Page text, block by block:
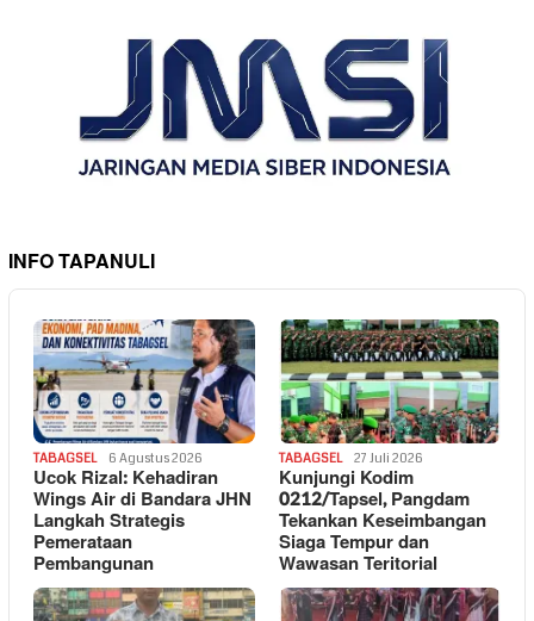
INFO TAPANULI
TABAGSEL 6 Agustus 2026
Ucok Rizal: Kehadiran
Wings Air di Bandara JHN
Langkah Strategis
Pemerataan
Pembangunan
TABAGSEL 27 Juli 2026
Kunjungi Kodim
0212/Tapsel, Pangdam
Tekankan Keseimbangan
Siaga Tempur dan
Wawasan Teritorial